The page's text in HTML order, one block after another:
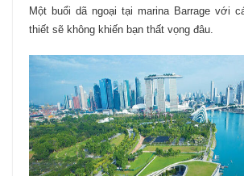
Một buổi dã ngoại tại marina Barrage với
thiết sẽ không khiến bạn thất vọng đâu.